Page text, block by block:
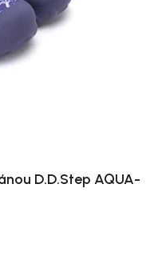
D.D.Step AQUA-